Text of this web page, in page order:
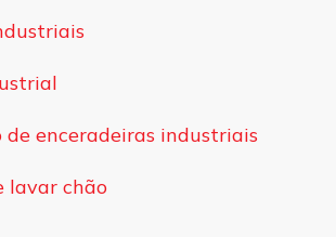
de enceradeiras industriais
lavar chão